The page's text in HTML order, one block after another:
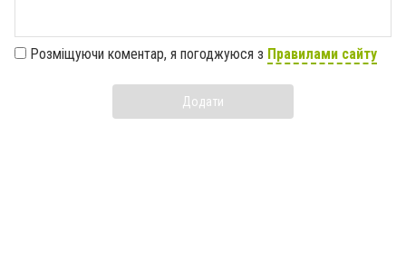
Розміщуючи коментар, я погоджуюся з Правилами сайту
Додати